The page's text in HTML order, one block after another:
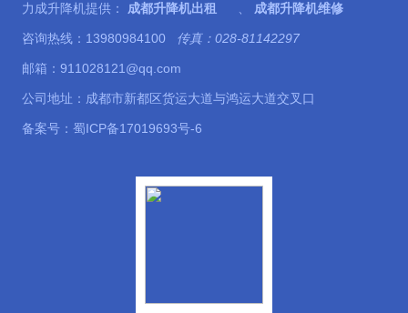
力成升降机提供： 成都升降机出租 成都升降机维修
咨询热线：13980984100 传真：028-81142297
邮箱：911028121@qq.com
公司地址：成都市新都区货运大道与鸿运大道交叉口
备案号：蜀ICP备17019693号-6